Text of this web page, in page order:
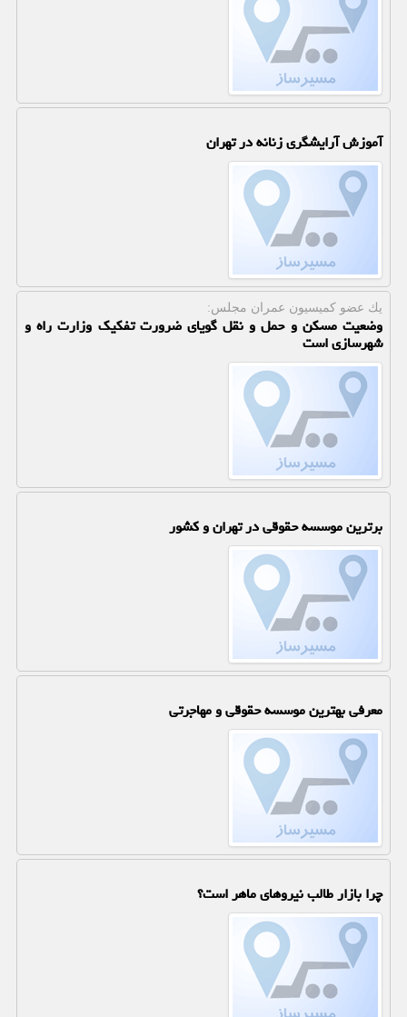
آموزش آرایشگری زنانه در تهران
یك عضو كمیسیون عمران مجلس:
وضعیت مسکن و حمل و نقل گویای ضرورت تفکیک وزارت راه و
شهرسازی است
برترین موسسه حقوقی در تهران و کشور
معرفی بهترین موسسه حقوقی و مهاجرتی
چرا بازار طالب نیروهای ماهر است؟